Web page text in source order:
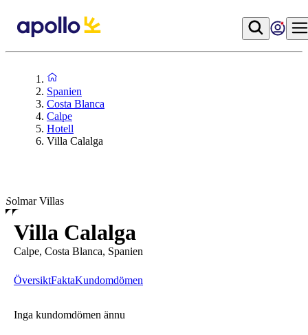
Spanien
Costa Blanca
Calpe
Hotell
Villa Calalga
Solmar Villas
Villa Calalga
Calpe, Costa Blanca, Spanien
ÖversiktFaktaKundomdömen
Inga kundomdömen ännu